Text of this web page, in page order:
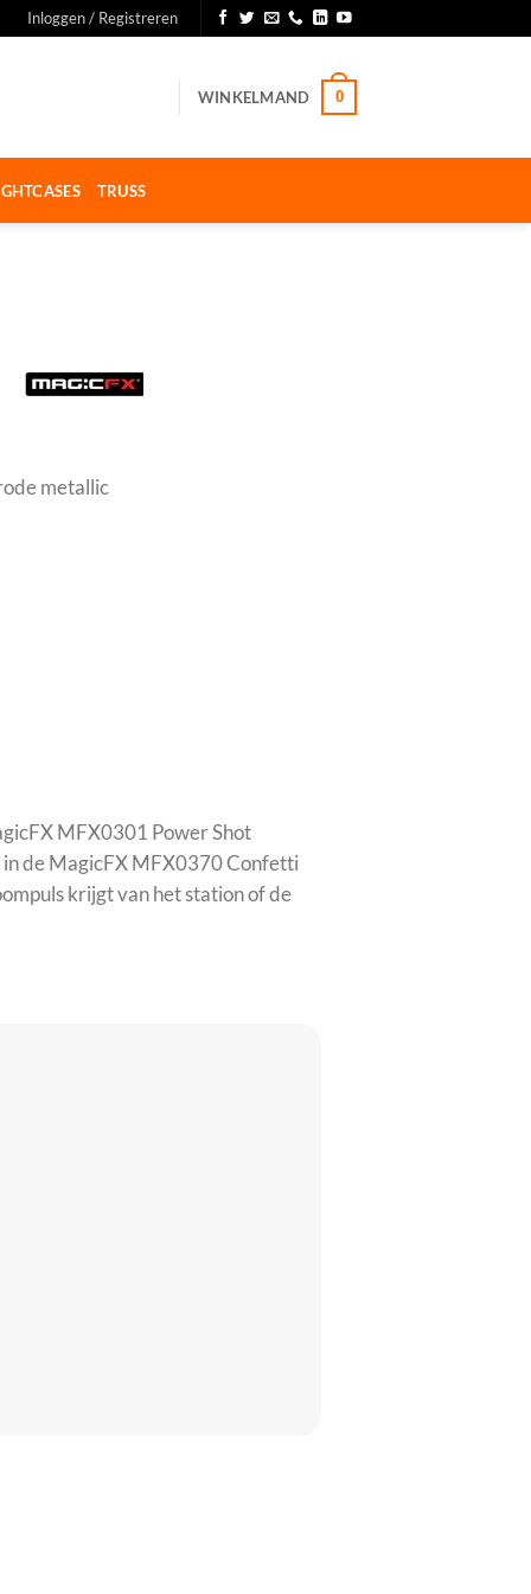
Inloggen / Registreren
WINKELMAND 0
TRUSS
metallic
MFX0301 Power Shot
de MagicFX MFX0370 Confetti
krijgt van het station of de